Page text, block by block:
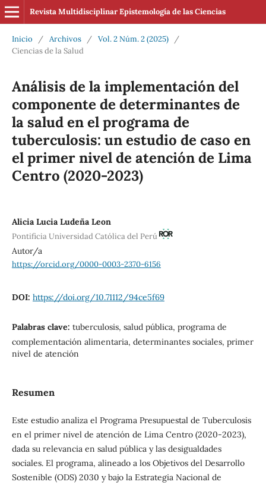
Revista Multidisciplinar Epistemología de las Ciencias
Inicio / Archivos / Vol. 2 Núm. 2 (2025)
/
Ciencias de la Salud
Análisis de la implementación del
componente de determinantes de
la salud en el programa de
tuberculosis: un estudio de caso en
el primer nivel de atención de Lima
Centro (2020-2023)
Alicia Lucia Ludeña Leon
Pontificia Universidad Católica del Perú
Autor/a
https://orcid.org/0000-0003-2370-6156
DOI: https://doi.org/10.71112/94ce5f69
Palabras clave: tuberculosis, salud pública, programa de
complementación alimentaria, determinantes sociales, primer
nivel de atención
Resumen
Este estudio analiza el Programa Presupuestal de Tuberculosis
en el primer nivel de atención de Lima Centro (2020-2023),
dada su relevancia en salud pública y las desigualdades
sociales. El programa, alineado a los Objetivos del Desarrollo
Sostenible (ODS) 2030 y bajo la Estrategia Nacional de